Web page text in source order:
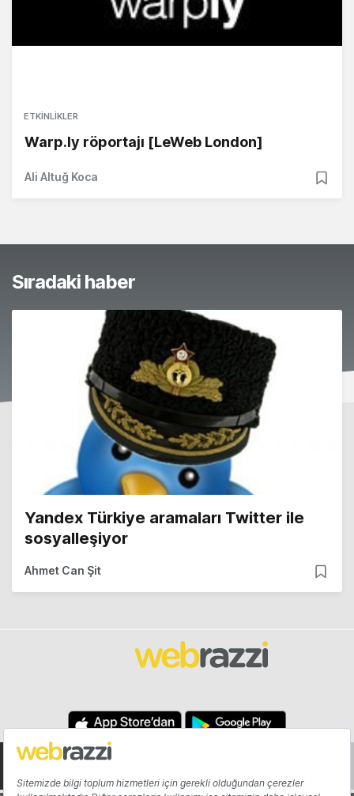
ETKINLIKLER
Warp.ly röportajı [LeWeb London]
Ali Altuğ Koca
Sıradaki haber
Yandex Türkiye aramaları Twitter ile
sosyalleşiyor
Ahmet Can Şit